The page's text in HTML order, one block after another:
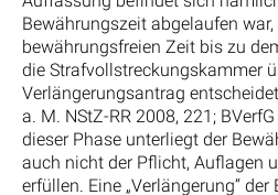
Bewährungszeit abgelaufen war,
bewährungsfreien Zeit bis zu
die Strafvollstreckungskammer
Verlängerungsantrag
a. M. NStZ-RR 2008, 221;
dieser Phase unterliegt der
auch nicht der Pflicht, Auflagen
erfüllen. Eine „Verlängerung“